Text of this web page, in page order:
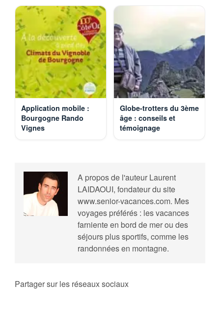
Application mobile :
Bourgogne Rando
Vignes
Globe-trotters du 3ème
âge : conseils et
témoignage
A propos de l'auteur Laurent
LAIDAOUI, fondateur du site
www.senior-vacances.com. Mes
voyages préférés : les vacances
farniente en bord de mer ou des
séjours plus sportifs, comme les
randonnées en montagne.
Partager sur les réseaux sociaux